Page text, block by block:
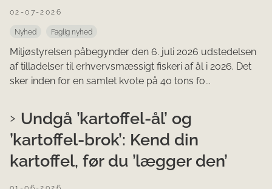
02-07-2026
Nyhed Faglig nyhed
Miljøstyrelsen påbegynder den 6. juli 2026 udstedelsen
af tilladelser til erhvervsmæssigt fiskeri af ål i 2026. Det
sker inden for en samlet kvote på 40 tons fo...
Undgå ’kartoffel-ål’ og
’kartoffel-brok’: Kend din
kartoffel, før du ’lægger den’